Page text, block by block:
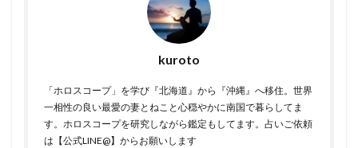
kuroto
「ホロスコープ」を学び『北海道』から『沖縄』へ移住。世界
一相性の良い最愛の妻とねこと心穏やかに南国で暮らしてま
す。ホロスコープを研究しながら鑑定もしてます。占いご依頼
は【公式LINE@】からお願いします